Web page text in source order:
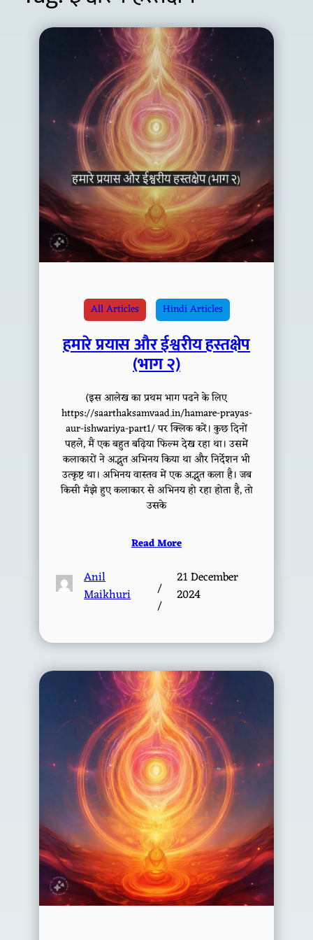
All Articles Hindi Articles
हमारे प्रयास और ईश्वरीय हस्तक्षेप
(भाग २)
(इस आलेख का प्रथम भाग पढने के लिए
https://saarthaksamvaad.in/hamare-prayas-
aur-ishwariya-part1/ पर क्लिक करें। कुछ दिनों
पहले, मैं एक बहुत बढ़िया फिल्म देख रहा था। उसमें
कलाकारों ने अद्भुत अभिनय किया था और निर्देशन भी
उत्कृष्ट था। अभिनय वास्तव में एक अद्भुत कला है। जब
किसी मँझे हुए कलाकार से अभिनय हो रहा होता है, तो
उसके
Read More
Anil
Maikhuri
/
/
21 December
2024